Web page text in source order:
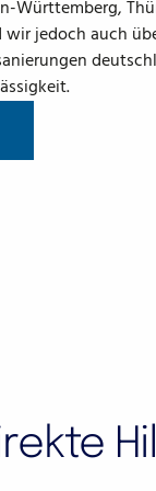
Württemberg,
wir jedoch auch